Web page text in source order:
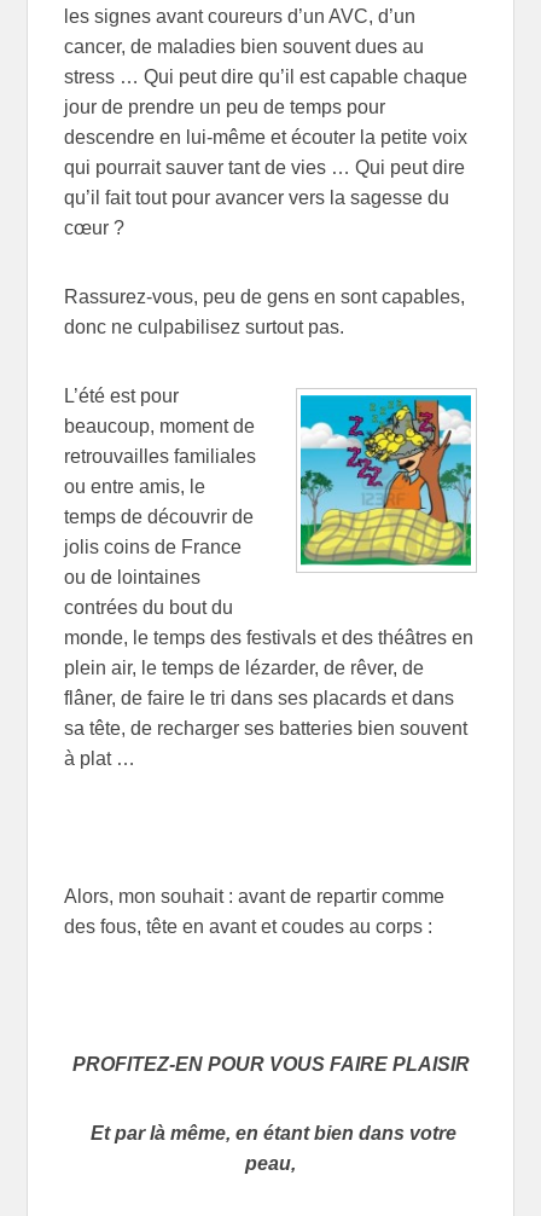
les signes avant coureurs d’un AVC, d’un
cancer, de maladies bien souvent dues au
stress … Qui peut dire qu’il est capable chaque
jour de prendre un peu de temps pour
descendre en lui-même et écouter la petite voix
qui pourrait sauver tant de vies … Qui peut dire
qu’il fait tout pour avancer vers la sagesse du
cœur ?
Rassurez-vous, peu de gens en sont capables,
donc ne culpabilisez surtout pas.
L’été est pour
beaucoup, moment de
retrouvailles familiales
ou entre amis, le
temps de découvrir de
jolis coins de France
ou de lointaines
contrées du bout du
monde, le temps des festivals et des théâtres en
plein air, le temps de lézarder, de rêver, de
flâner, de faire le tri dans ses placards et dans
sa tête, de recharger ses batteries bien souvent
à plat …
Alors, mon souhait : avant de repartir comme
des fous, tête en avant et coudes au corps :
PROFITEZ-EN POUR VOUS FAIRE PLAISIR
Et par là même, en étant bien dans votre
peau,